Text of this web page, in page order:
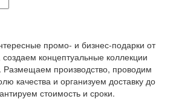
промо- и бизнес-подарки от
концептуальные коллекции
Размещаем производство, проводим
качества и организуем доставку до
стоимость и сроки.